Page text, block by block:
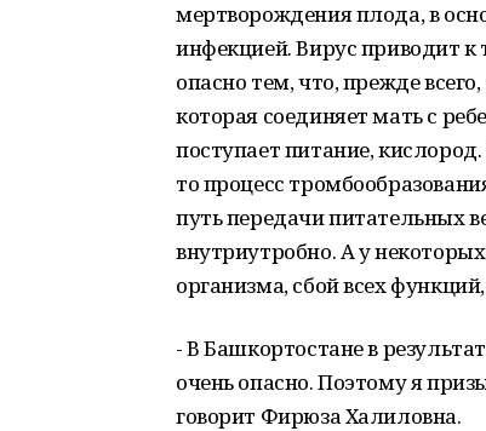
мертворождения плода, в
инфекцией. Вирус приводит
опасно тем, что, прежде
которая соединяет мать с
поступает питание,
то процесс
путь передачи питательных
внутриутробно. А у
организма, сбой всех
- В Башкортостане в
очень опасно. Поэтому я
говорит Фирюза Халиловна.